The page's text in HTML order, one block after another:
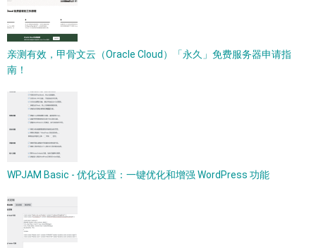
亲测有效，甲骨文云（Oracle Cloud）「永久」免费服务器申请指
南！
WPJAM Basic - 优化设置：一键优化和增强 WordPress 功能